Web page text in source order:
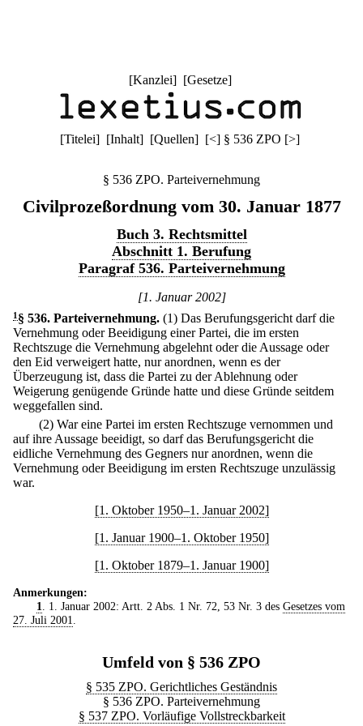
[Kanzlei] [Gesetze]
[Titelei] [Inhalt] [Quellen] [<] § 536 ZPO [>]
§ 536 ZPO. Parteivernehmung
Civilprozeßordnung vom 30. Januar 1877
Buch 3. Rechtsmittel
Abschnitt 1. Berufung
Paragraf 536. Parteivernehmung
[1. Januar 2002]
1 § 536. Parteivernehmung. (1) Das Berufungsgericht darf die
Vernehmung oder Beeidigung einer Partei, die im ersten
Rechtszuge die Vernehmung abgelehnt oder die Aussage oder
den Eid verweigert hatte, nur anordnen, wenn es der
Überzeugung ist, dass die Partei zu der Ablehnung oder
Weigerung genügende Gründe hatte und diese Gründe seitdem
weggefallen sind.
(2) War eine Partei im ersten Rechtszuge vernommen und
auf ihre Aussage beeidigt, so darf das Berufungsgericht die
eidliche Vernehmung des Gegners nur anordnen, wenn die
Vernehmung oder Beeidigung im ersten Rechtszuge unzulässig
war.
[1. Oktober 1950–1. Januar 2002]
[1. Januar 1900–1. Oktober 1950]
[1. Oktober 1879–1. Januar 1900]
Anmerkungen:
1. 1. Januar 2002: Artt. 2 Abs. 1 Nr. 72, 53 Nr. 3 des Gesetzes vom
27. Juli 2001.
Umfeld von § 536 ZPO
§ 535 ZPO. Gerichtliches Geständnis
§ 536 ZPO. Parteivernehmung
§ 537 ZPO. Vorläufige Vollstreckbarkeit